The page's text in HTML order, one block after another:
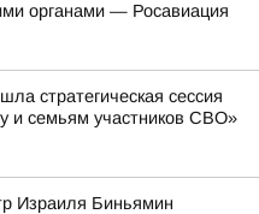
органами — Росавиация
стратегическая сессия
и семьям участников СВО»
Израиля Биньямин